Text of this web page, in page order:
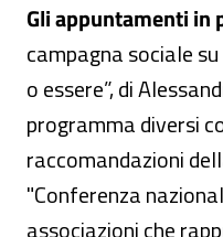
Gli appuntamenti in
campagna sociale
o essere”, di
programma diversi
raccomandazioni
"Conferenza
associazioni che